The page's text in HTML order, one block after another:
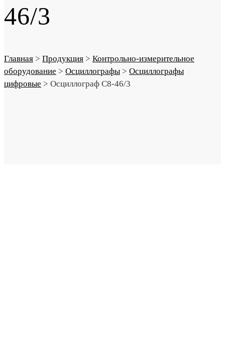
46/3
Главная > Продукция > Контрольно-измерительное
оборудование > Осциллографы > Осциллографы
цифровые > Осциллограф С8-46/3